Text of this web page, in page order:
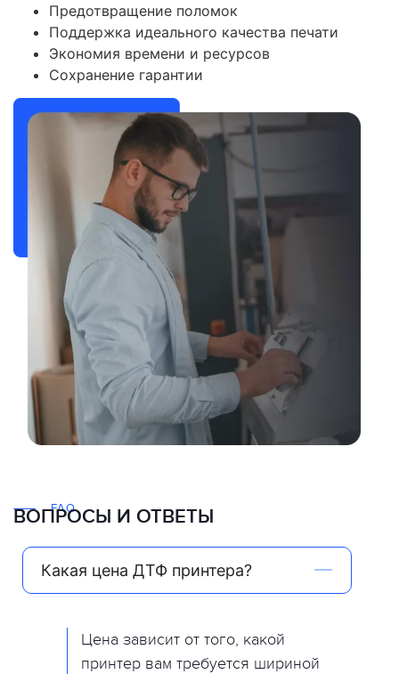
Предотвращение поломок
Поддержка идеального качества печати
Экономия времени и ресурсов
Сохранение гарантии
FAQ
ВОПРОСЫ И ОТВЕТЫ
Какая цена ДТФ принтера?
Цена зависит от того, какой
принтер вам требуется шириной